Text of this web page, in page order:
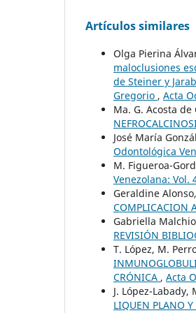
Artículos similares
Olga Pierina
maloclusiones
de Steiner y
Gregorio , Acta
Ma. G. Acosta
José María
Odontológica
M. Figueroa-
Venezolana: Vol.
Geraldine
COMPLICACION
Gabriella
REVISIÓN
T. López, M.
CRÓNICA , Acta
J. López-
LIQUEN PLANO